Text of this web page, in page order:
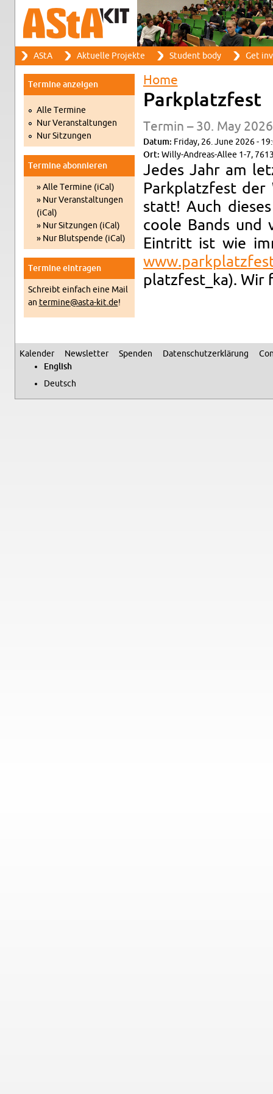
Search form
Search
Main menu
AStA Ak­tuelle Pro­jekte Stu­dent body Get
Ter­mine anzeigen
Alle Ter­mine
Nur Ve­r­anstal­tun­gen
Nur Sitzun­gen
Ter­mine abon­nieren
» Alle Ter­mine (iCal)
» Nur Ve­r­anstal­tun­gen
(iCal)
» Nur Sitzun­gen (iCal)
» Nur Blut­spende (iCal)
Ter­mine ein­tra­gen
Schreibt ein­fach eine Mail
an termine@​asta-​kit.​de!
You are here
Home
Park­platzfest
Ter­min – 30. May
Datum: Fri­day, 26. June 2026 -
Ort: Willy-An­dreas-Allee 1-7,
Jedes Jahr am
Park­platzfest der
statt! Auch
coole Bands und
Ein­tritt ist wie
platzfest_ka). Wir
Sec­ondary menu
Kalen­der Newslet­ter Spenden Daten­schutzerklärung
Eng­lish
Deutsch